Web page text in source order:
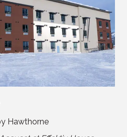
Hawthorne